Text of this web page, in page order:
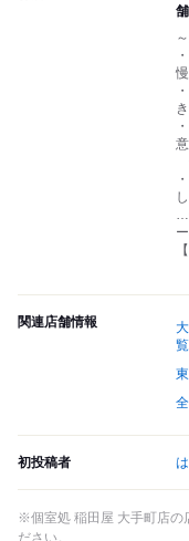
関連店舗情報
覧
初投稿者
※個室処 稲田屋 大手町店の